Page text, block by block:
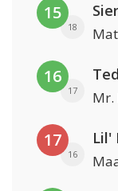
15
18
16
17 Mr.
17
16
Lil'